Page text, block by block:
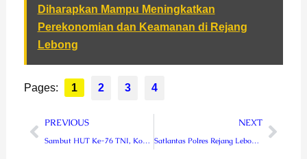
Diharapkan Mampu Meningkatkan
Perekonomian dan Keamanan di Rejang
Lebong
Pages: 1 2 3 4
Prev
PREVIOUS
Sambut HUT Ke-76 TNI, Kodam XVIII/Kasuari Gelar Donor Darah
NEXT
Satlantas Polres Rejang Lebong Gelar Strong Point
Next